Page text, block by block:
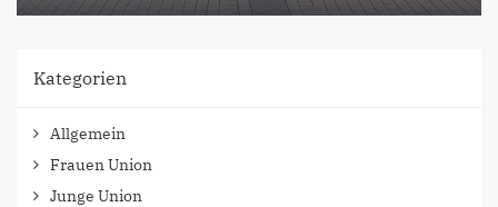
Kategorien
Allgemein
Frauen Union
Junge Union